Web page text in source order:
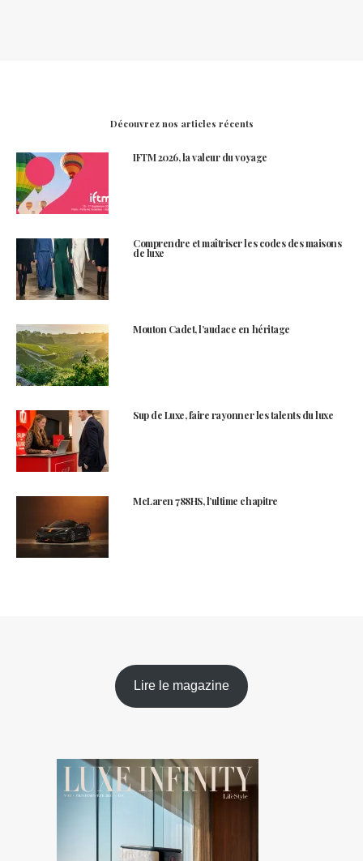
Découvrez nos articles récents
IFTM 2026, la valeur du voyage
Comprendre et maîtriser les codes des maisons
de luxe
Mouton Cadet, l’audace en héritage
Sup de Luxe, faire rayonner les talents du luxe
McLaren 788HS, l’ultime chapitre
Lire le magazine